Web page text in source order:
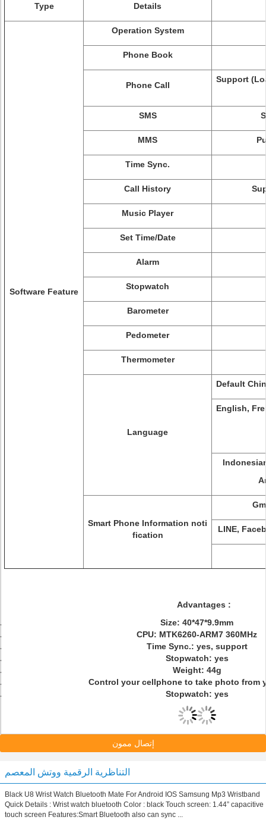
Type Details
Software Feature
Operation System
Phone Book
Phone Call
Support
SMS
MMS
Time Sync.
Call History
Music Player
Set Time/Date
Alarm
Stopwatch
Barometer
Pedometer
Thermometer
Language
Default
English,
Smart Phone Information noti
fication
LINE,
Advantages :
Size: 40*47*9.9mm
CPU: MTK6260-ARM7 360MHz
Time Sync.: yes, support
Stopwatch: yes
Weight: 44g
Control your cellphone to take photo from
Stopwatch: yes
إتصال ممون
التناظرية الرقمية ووتش المعصم
Black U8 Wrist Watch Bluetooth Mate For Android IOS Samsung Mp3 Wristband
Quick Details : Wrist watch bluetooth Color : black Touch screen: 1.44” capacitive
touch screen Features:Smart Bluetooth also can sync ...